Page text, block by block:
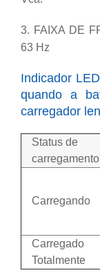
3. FAIXA DE
63 Hz
Indicador
quando a
carregador
Status de
carregamento
Carregando
Carregado
Totalmente